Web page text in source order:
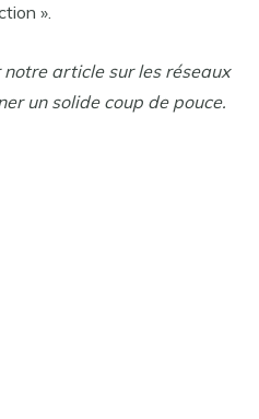
».
article sur les réseaux
un solide coup de pouce.